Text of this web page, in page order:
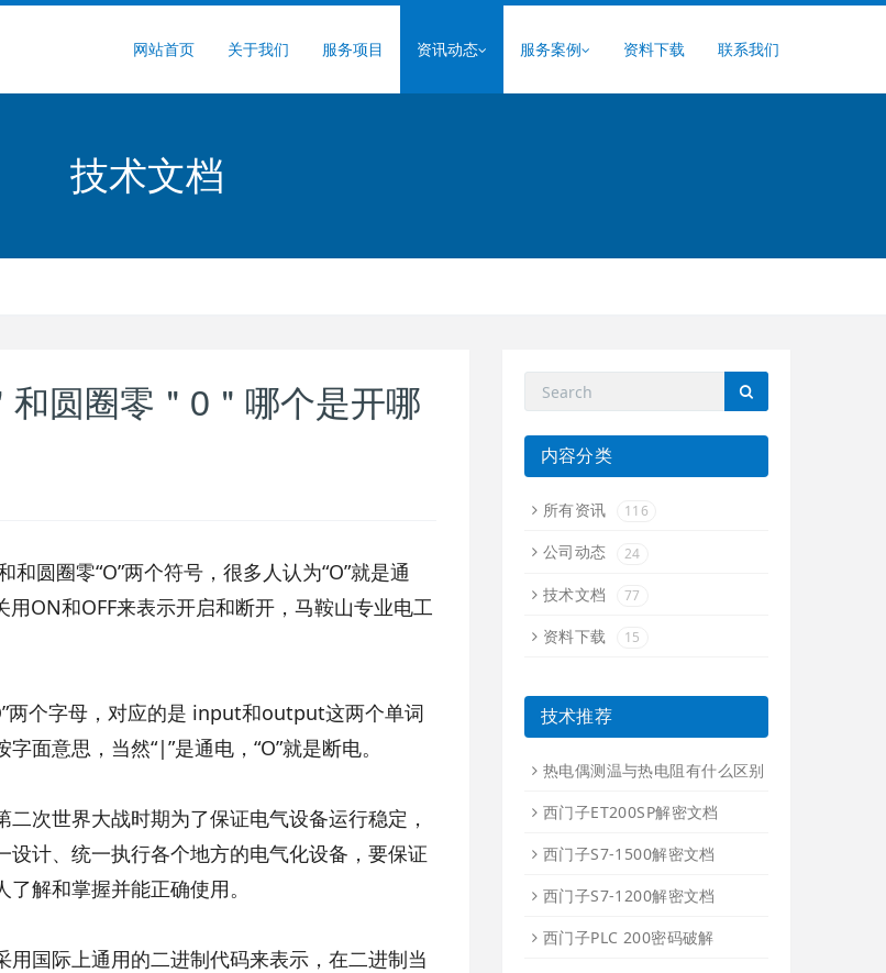
网站首页 关于我们 服务项目 资讯动态 服务案例 资料下载 联系我们
技术文档
圆圈零＂0＂哪个是开哪
圆圈零“O”两个符号，很多人认为“O”就是通
ON和OFF来表示开启和断开，马鞍山专业电工
两个字母，对应的是 input和output这两个单词
面意思，当然“|”是通电，“O”就是断电。
次世界大战时期为了保证电气设备运行稳定，
计、统一执行各个地方的电气化设备，要保证
解和掌握并能正确使用。
国际上通用的二进制代码来表示，在二进制当
内容分类
所有资讯 116
公司动态 24
技术文档 77
资料下载 15
技术推荐
热电偶测温与热电阻有什么区别
西门子ET200SP解密文档
西门子S7-1500解密文档
西门子S7-1200解密文档
西门子PLC 200密码破解